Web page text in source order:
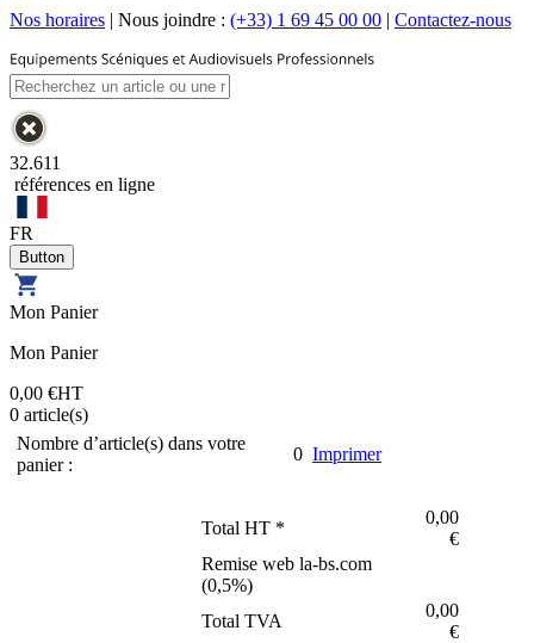
Nos horaires | Nous joindre : (+33) 1 69 45 00 00 | Contactez-nous
32.611
références en ligne
FR
Mon Panier
Mon Panier
0,00 €HT
0 article(s)
Nombre d’article(s) dans votre
panier :
0 Imprimer
Total HT *
0,00
€
Remise web la-bs.com
(0,5%)
Total TVA
0,00
€